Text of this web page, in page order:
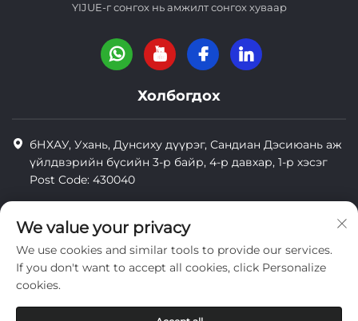
YIJUE-г сонгох нь амжилт сонгох хуваар
Холбогдох
бНХАУ, Ухань, Дунсиху дүүрэг, Сандиан Дэсиюань аж
үйлдвэрийн бүсийн 3-р байр, 4-р давхар, 1-р хэсэг
Post Code: 430040
8618971664820
[email protected]
Зохиогчийн эрх © Wuhan Yi Jue Tengda Machinery Co., LTD
We value your privacy
We use cookies and similar tools to provide our services.
If you don't want to accept all cookies, click Personalize
cookies.